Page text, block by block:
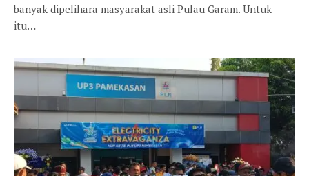
banyak dipelihara masyarakat asli Pulau Garam. Untuk
itu…